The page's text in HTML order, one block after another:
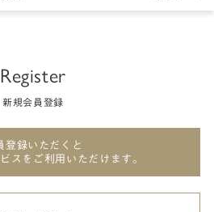
Register
新規会員登録
登録いただくと
スをご利用いただけます。